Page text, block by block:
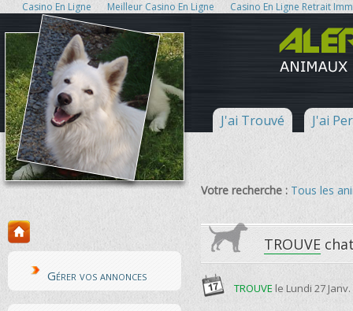
Casino En Ligne Meilleur Casino En Ligne Casino En Ligne Retrait
J'ai Trouvé J'ai
Gérer vos annonces
Votre recherche : Tous les
TROUVE
TROUVE le Lundi 27 Janv.